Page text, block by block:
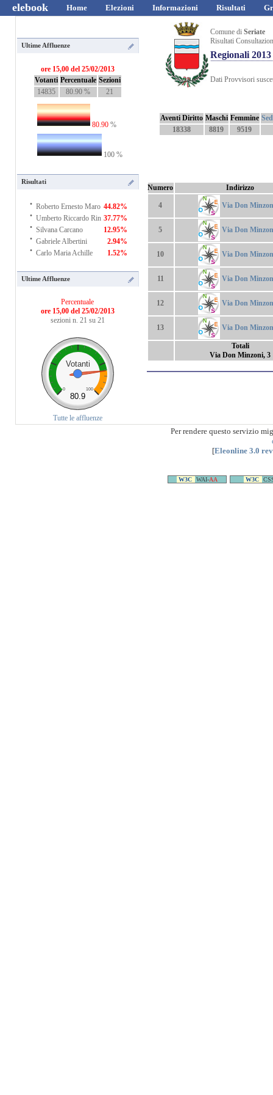
elebook Home Elezioni Informazioni Risultati
Ultime Affluenze
ore 15,00 del 25/02/2013
Votanti Percentuale Sezioni
14835
80.90 % 21
80.90%
100 %
Risultati
· Roberto Ernesto Maro 44.82%
· Umberto Riccardo Rin 37.77%
· Silvana Carcano 12.95%
· Gabriele Albertini 2.94%
· Carlo Maria Achille 1.52%
Ultime Affluenze
Percentuale
ore 15,00 del 25/02/2013
sezioni n. 21 su 21
Votanti
0 100
80.9
Tutte le affluenze
Comune diSeriate
Risultati
Regionali 2013
Dati Provvisori
Aventi Diritto Maschi Femmine
18338
8819 9519
Numero Indirizzo
4 Via Don
5 Via Don
10 Via Don
11 Via Don
12 Via Don
13 Via Don
Totali
Via Don Minzoni, 3
Per rendere questo servizio
[Eleonline 3.0
W3C WAI-AA W3C